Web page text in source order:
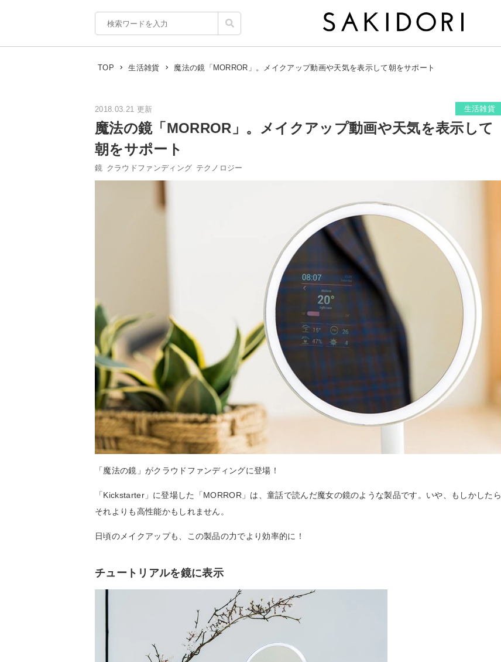
TOP 生活雑貨 魔法の鏡「MORROR」。メイクアップ動画や天気を表示して朝をサポート
2018.03.21 更新 生活雑貨
魔法の鏡「MORROR」。メイクアップ動画や天気を表示して
朝をサポート
鏡 クラウドファンディング テクノロジー
「魔法の鏡」がクラウドファンディングに登場！
「Kickstarter」に登場した「MORROR」は、童話で読んだ魔女の鏡のような製品です。いや、もしかしたら
それよりも高性能かもしれません。
日頃のメイクアップも、この製品の力でより効率的に！
チュートリアルを鏡に表示